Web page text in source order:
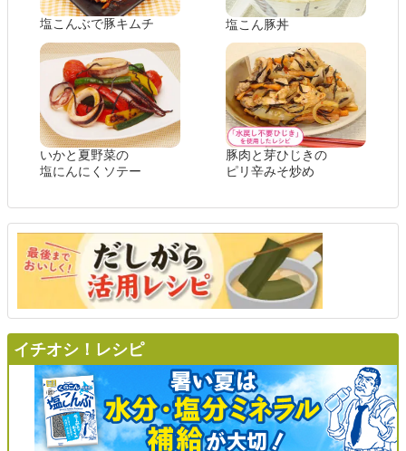
塩こんぶで豚キムチ 塩こん豚丼
いかと夏野菜の
塩にんにくソテー
豚肉と芽ひじきの
ピリ辛みそ炒め
イチオシ！レシピ